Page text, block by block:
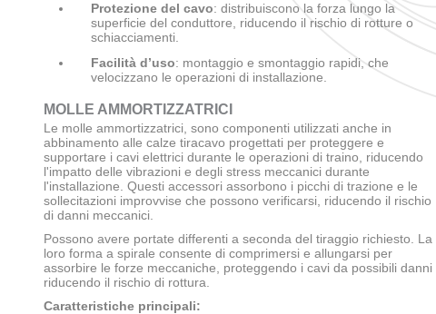
Protezione del cavo: distribuiscono la forza lungo la
superficie del conduttore, riducendo il rischio di rotture o
schiacciamenti.
Facilità d’uso: montaggio e smontaggio rapidi, che
velocizzano le operazioni di installazione.
MOLLE AMMORTIZZATRICI
Le molle ammortizzatrici, sono componenti utilizzati anche in
abbinamento alle calze tiracavo progettati per proteggere e
supportare i cavi elettrici durante le operazioni di traino, riducendo
l'impatto delle vibrazioni e degli stress meccanici durante
l'installazione. Questi accessori assorbono i picchi di trazione e le
sollecitazioni improvvise che possono verificarsi, riducendo il rischio
di danni meccanici.
Possono avere portate differenti a seconda del tiraggio richiesto. La
loro forma a spirale consente di comprimersi e allungarsi per
assorbire le forze meccaniche, proteggendo i cavi da possibili danni
riducendo il rischio di rottura.
Caratteristiche principali: